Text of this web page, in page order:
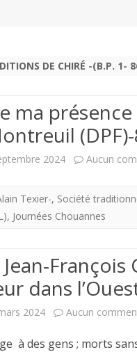
DE CHIRÉ -(B.P. 1-
ma
2024 Aucun
Texier-, Société
, Journées Chouannes
Jean-
dans
2024 Aucun
à des gens ; morts